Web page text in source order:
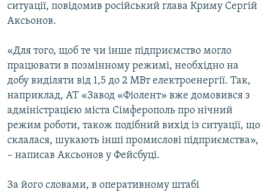
Усі сайти RFE/RL
ситуації, повідомив російський глава Криму Сергій
Аксьонов.
«Для того, щоб те чи інше підприємство могло
працювати в позмінному режимі, необхідно на
добу виділяти від 1,5 до 2 МВт електроенергії. Так,
наприклад, АТ «Завод «Фіолент» вже домовився з
адміністрацією міста Сімферополь про нічний
режим роботи, також подібний вихід із ситуації, що
склалася, шукають інші промислові підприємства»,
– написав Аксьонов у Фейсбуці.
За його словами, в оперативному штабі